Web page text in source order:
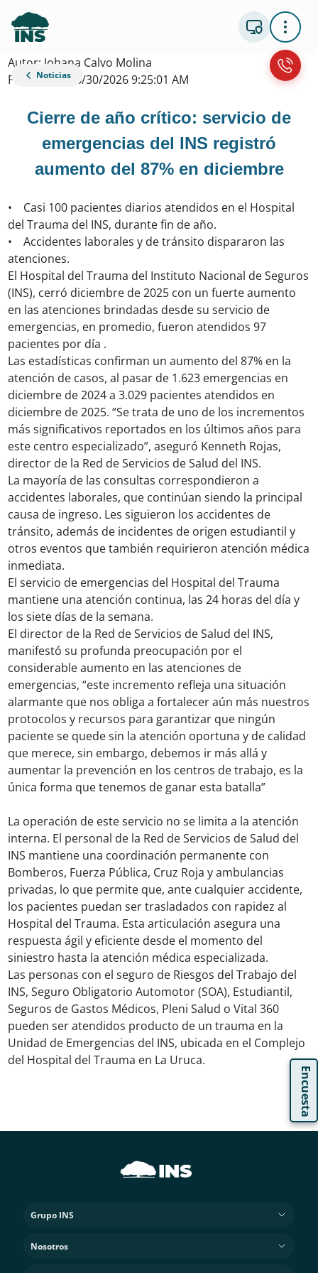
Noticias
Encuesta
Autor: Johana Calvo Molina
Publicacion: 6/30/2026 9:25:01 AM
Cierre de año crítico: servicio de
emergencias del INS registró
aumento del 87% en diciembre
• Casi 100 pacientes diarios atendidos en el Hospital
del Trauma del INS, durante fin de año.
• Accidentes laborales y de tránsito dispararon las
atenciones.
El Hospital del Trauma del Instituto Nacional de Seguros
(INS), cerró diciembre de 2025 con un fuerte aumento
en las atenciones brindadas desde su servicio de
emergencias, en promedio, fueron atendidos 97
pacientes por día .
Las estadísticas confirman un aumento del 87% en la
atención de casos, al pasar de 1.623 emergencias en
diciembre de 2024 a 3.029 pacientes atendidos en
diciembre de 2025. “Se trata de uno de los incrementos
más significativos reportados en los últimos años para
este centro especializado”, aseguró Kenneth Rojas,
director de la Red de Servicios de Salud del INS.
La mayoría de las consultas correspondieron a
accidentes laborales, que continúan siendo la principal
causa de ingreso. Les siguieron los accidentes de
tránsito, además de incidentes de origen estudiantil y
otros eventos que también requirieron atención médica
inmediata.
El servicio de emergencias del Hospital del Trauma
mantiene una atención continua, las 24 horas del día y
los siete días de la semana.
El director de la Red de Servicios de Salud del INS,
manifestó su profunda preocupación por el
considerable aumento en las atenciones de
emergencias, “este incremento refleja una situación
alarmante que nos obliga a fortalecer aún más nuestros
protocolos y recursos para garantizar que ningún
paciente se quede sin la atención oportuna y de calidad
que merece, sin embargo, debemos ir más allá y
aumentar la prevención en los centros de trabajo, es la
única forma que tenemos de ganar esta batalla”
La operación de este servicio no se limita a la atención
interna. El personal de la Red de Servicios de Salud del
INS mantiene una coordinación permanente con
Bomberos, Fuerza Pública, Cruz Roja y ambulancias
privadas, lo que permite que, ante cualquier accidente,
los pacientes puedan ser trasladados con rapidez al
Hospital del Trauma. Esta articulación asegura una
respuesta ágil y eficiente desde el momento del
siniestro hasta la atención médica especializada.
Las personas con el seguro de Riesgos del Trabajo del
INS, Seguro Obligatorio Automotor (SOA), Estudiantil,
Seguros de Gastos Médicos, Pleni Salud o Vital 360
pueden ser atendidos producto de un trauma en la
Unidad de Emergencias del INS, ubicada en el Complejo
del Hospital del Trauma en La Uruca.
Grupo INS
Nosotros